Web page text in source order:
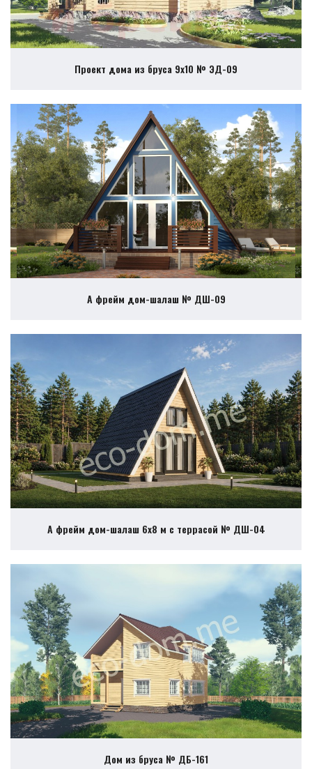
Проект дома из бруса 9х10 № ЭД-09
А фрейм дом-шалаш № ДШ-09
А фрейм дом-шалаш 6х8 м с террасой № ДШ-04
Дом из бруса № ДБ-161